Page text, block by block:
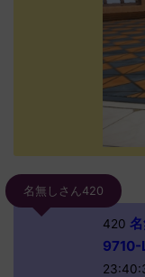
名無しさん420
420
9710-